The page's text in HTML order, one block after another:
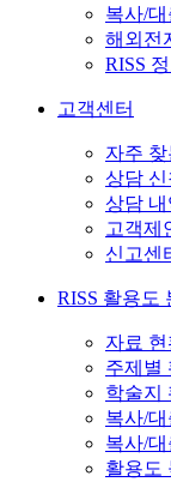
복사/
해외전
RISS
고객센터
자주
상담 신
상담 내
고객제
신고센
RISS 활용도
자료 현
주제별
학술지
복사/
복사/
활용도